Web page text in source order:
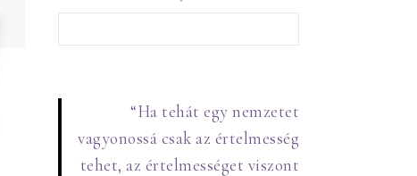
“Ha tehát egy nemzetet
vagyonossá csak az értelmesség
tehet, az értelmességet viszont